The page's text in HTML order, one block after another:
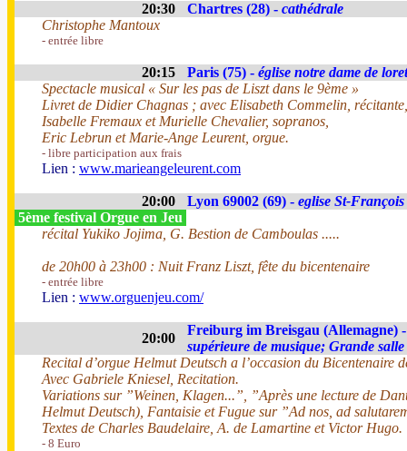
20:30 Chartres (28) - cathédrale
Christophe Mantoux
- entrée libre
20:15 Paris (75) - église notre dame de
Spectacle musical « Sur les pas de Liszt dans le 9ème »
Livret de Didier Chagnas ; avec Elisabeth Commelin,
Isabelle Fremaux et Murielle Chevalier, sopranos,
Eric Lebrun et Marie-Ange Leurent, orgue.
- libre participation aux frais
Lien : www.marieangeleurent.com
20:00 Lyon 69002 (69) - eglise St-François
5ème festival Orgue en Jeu
récital Yukiko Jojima, G. Bestion de Camboulas .....
de 20h00 à 23h00 : Nuit Franz Liszt, fête du bicentenaire
- entrée libre
Lien : www.orguenjeu.com/
20:00
Freiburg im Breisgau (Allemagne)
supérieure de musique; Grande
Recital d’orgue Helmut Deutsch a l’occasion du Bicentenaire
Avec Gabriele Kniesel, Recitation.
Variations sur ”Weinen, Klagen...”, ”Après une lecture de
Helmut Deutsch), Fantaisie et Fugue sur ”Ad nos, ad
Textes de Charles Baudelaire, A. de Lamartine et Victor Hugo.
- 8 Euro